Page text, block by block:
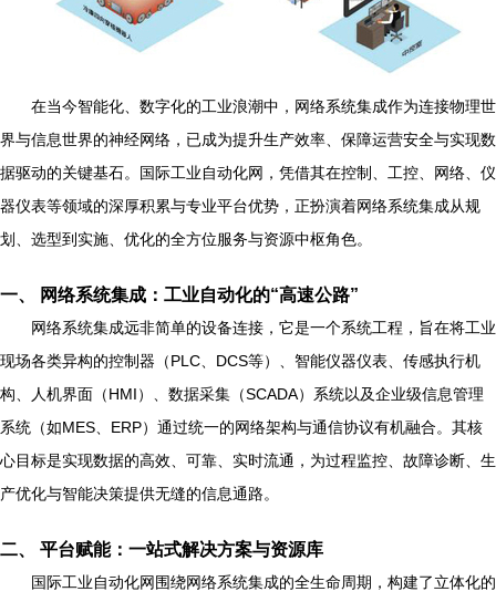
在当今智能化、数字化的工业浪潮中，网络系统集成作为连接物理世
界与信息世界的神经网络，已成为提升生产效率、保障运营安全与实现数
据驱动的关键基石。国际工业自动化网，凭借其在控制、工控、网络、仪
器仪表等领域的深厚积累与专业平台优势，正扮演着网络系统集成从规
划、选型到实施、优化的全方位服务与资源中枢角色。
一、 网络系统集成：工业自动化的“高速公路”
网络系统集成远非简单的设备连接，它是一个系统工程，旨在将工业
现场各类异构的控制器（PLC、DCS等）、智能仪器仪表、传感执行机
构、人机界面（HMI）、数据采集（SCADA）系统以及企业级信息管理
系统（如MES、ERP）通过统一的网络架构与通信协议有机融合。其核
心目标是实现数据的高效、可靠、实时流通，为过程监控、故障诊断、生
产优化与智能决策提供无缝的信息通路。
二、 平台赋能：一站式解决方案与资源库
国际工业自动化网围绕网络系统集成的全生命周期，构建了立体化的